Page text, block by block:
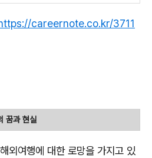
careernote.co.kr/3711
꿈과 현실
외여행에 대한 로망을 가지고 있